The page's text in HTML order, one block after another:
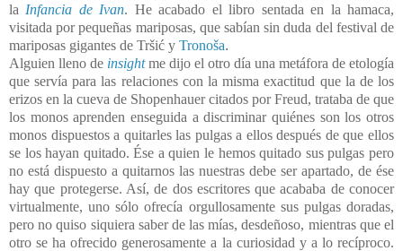
la Infancia de Ivan. He acabado el libro sentada en la hamaca,
visitada por pequeñas mariposas, que sabían sin duda del festival de
mariposas gigantes de Tršić y Tronoša.
Alguien lleno de insight me dijo el otro día una metáfora de etología
que servía para las relaciones con la misma exactitud que la de los
erizos en la cueva de Shopenhauer citados por Freud, trataba de que
los monos aprenden enseguida a discriminar quiénes son los otros
monos dispuestos a quitarles las pulgas a ellos después de que ellos
se los hayan quitado. Ése a quien le hemos quitado sus pulgas pero
no está dispuesto a quitarnos las nuestras debe ser apartado, de ése
hay que protegerse. Así, de dos escritores que acababa de conocer
virtualmente, uno sólo ofrecía orgullosamente sus pulgas doradas,
pero no quiso siquiera saber de las mías, desdeñoso, mientras que el
otro se ha ofrecido generosamente a la curiosidad y a lo recíproco.